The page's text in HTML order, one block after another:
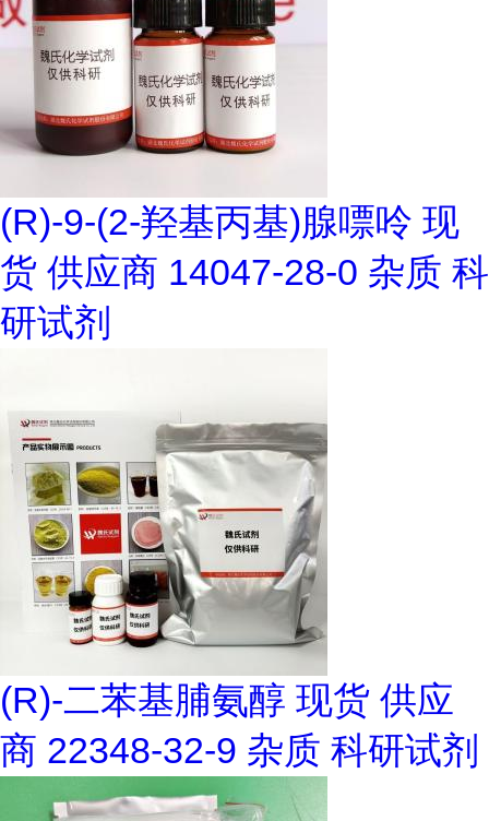
(R)-9-(2-羟基丙基)腺嘌呤 现
货 供应商 14047-28-0 杂质 科
研试剂
(R)-二苯基脯氨醇 现货 供应
商 22348-32-9 杂质 科研试剂